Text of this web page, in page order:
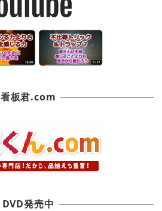
看板君.com
DVD発売中